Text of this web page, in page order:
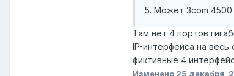
5. Может 3com 4500
Там нет 4 портов
IP-интерфейса на
фиктивные 4
Изменено 25 декабря,